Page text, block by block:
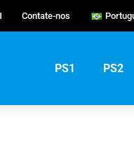
Contate-nos
PS1 PS2